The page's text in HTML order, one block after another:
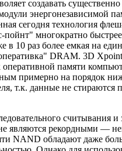
создавать
энергонезависимой
сегодня технология
пойнт" многократно
в 10 раз более емкая на
DRAM. 3D
оперативной памяти
примерно на порядок
т.к. данные не стираются
считывания
являются рекордными —
NAND обладают даже